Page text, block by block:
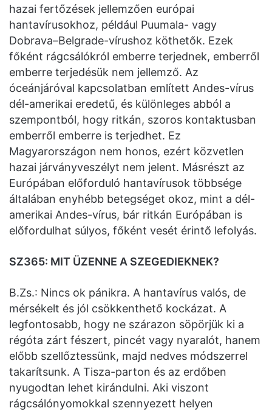
hazai fertőzések jellemzően európai
hantavírusokhoz, például Puumala- vagy
Dobrava–Belgrade-vírushoz köthetők. Ezek
főként rágcsálókról emberre terjednek, emberről
emberre terjedésük nem jellemző. Az
óceánjáróval kapcsolatban említett Andes-vírus
dél-amerikai eredetű, és különleges abból a
szempontból, hogy ritkán, szoros kontaktusban
emberről emberre is terjedhet. Ez
Magyarországon nem honos, ezért közvetlen
hazai járványveszélyt nem jelent. Másrészt az
Európában előforduló hantavírusok többsége
általában enyhébb betegséget okoz, mint a dél-
amerikai Andes-vírus, bár ritkán Európában is
előfordulhat súlyos, főként vesét érintő lefolyás.
SZ365: MIT ÜZENNE A SZEGEDIEKNEK?
B.Zs.: Nincs ok pánikra. A hantavírus valós, de
mérsékelt és jól csökkenthető kockázat. A
legfontosabb, hogy ne szárazon söpörjük ki a
régóta zárt fészert, pincét vagy nyaralót, hanem
előbb szellőztessünk, majd nedves módszerrel
takarítsunk. A Tisza-parton és az erdőben
nyugodtan lehet kirándulni. Aki viszont
rágcsálónyomokkal szennyezett helyen